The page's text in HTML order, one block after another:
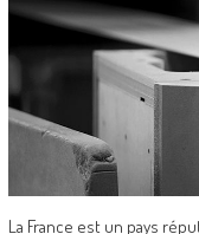
La France est un pays